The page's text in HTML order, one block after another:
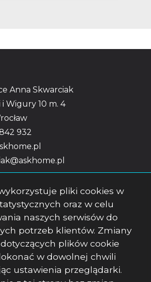
Anna Skwarciak
Wigury 10 m. 4
932
pliki cookies w
oraz w celu
naszych serwisów do
potrzeb klientów. Zmiany
plików cookie
w dowolnej chwili
ustawienia przeglądarki.